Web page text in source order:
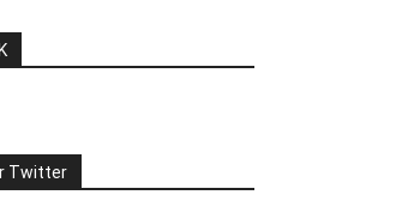
Twitter